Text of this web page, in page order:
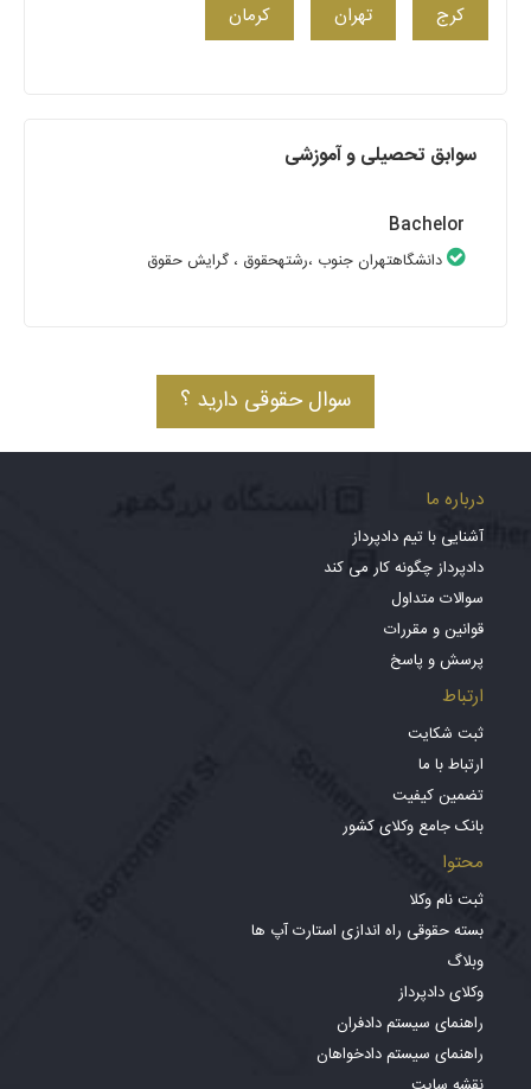
کرج تهران کرمان
سوابق تحصیلی و آموزشی
Bachelor
دانشگاهتهران جنوب ،رشتهحقوق ، گرایش حقوق
سوال حقوقی دارید ؟
درباره ما
آشنایی با تیم دادپرداز
دادپرداز چگونه کار می کند
سوالات متداول
قوانین و مقررات
پرسش و پاسخ
ارتباط
ثبت شکایت
ارتباط با ما
تضمین کیفیت
بانک جامع وکلای کشور
محتوا
ثبت نام وکلا
بسته حقوقی راه اندازی استارت آپ ها
وبلاگ
وکلای دادپرداز
راهنمای سیستم دادفران
راهنمای سیستم دادخواهان